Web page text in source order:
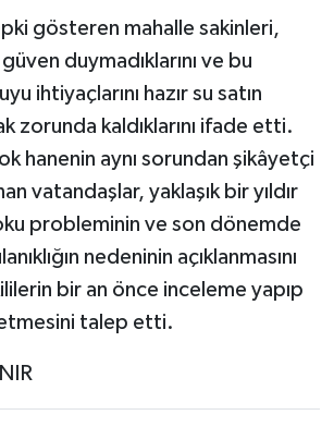
gösteren mahalle sakinleri,
duymadıklarını ve bu
ihtiyaçlarını hazır su satın
zorunda kaldıklarını ifade etti.
hanenin aynı sorundan şikâyetçi
vatandaşlar, yaklaşık bir yıldır
probleminin ve son dönemde
nedeninin açıklanmasını
bir an önce inceleme yapıp
talep etti.